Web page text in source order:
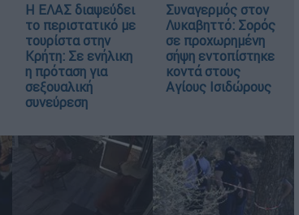
Η ΕΛΑΣ διαψεύδει
το περιστατικό με
τουρίστα στην
Κρήτη: Σε ενήλικη
η πρόταση για
σεξουαλική
συνεύρεση
Συναγερμός στον
Λυκαβηττό: Σορός
σε προχωρημένη
σήψη εντοπίστηκε
κοντά στους
Αγίους Ισιδώρους